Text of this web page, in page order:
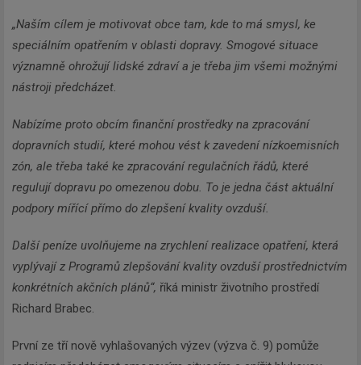
„Naším cílem je motivovat obce tam, kde to má smysl, ke
speciálním opatřením v oblasti dopravy. Smogové situace
významně ohrožují lidské zdraví a je třeba jim všemi možnými
nástroji předcházet.
Nabízíme proto obcím finanční prostředky na zpracování
dopravních studií, které mohou vést k zavedení nízkoemisních
zón, ale třeba také ke zpracování regulačních řádů, které
regulují dopravu po omezenou dobu. To je jedna část aktuální
podpory mířící přímo do zlepšení kvality ovzduší.
Další peníze uvolňujeme na zrychlení realizace opatření, která
vyplývají z Programů zlepšování kvality ovzduší prostřednictvím
konkrétních akčních plánů“, říká ministr životního prostředí
Richard Brabec.
První ze tří nově vyhlašovaných výzev (výzva č. 9) pomůže